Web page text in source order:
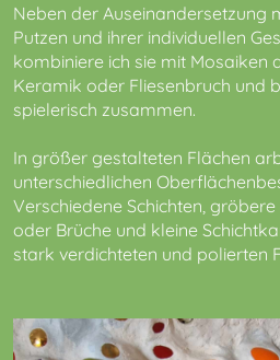
Neben der Auseinandersetzung
Putzen und ihrer individuellen
kombiniere ich sie mit Mosaiken
Keramik oder Fliesenbruch und
spielerisch zusammen.
In größer gestalteten Flächen
unterschiedlichen
Verschiedene Schichten,
oder Brüche und kleine
stark verdichteten und polierten